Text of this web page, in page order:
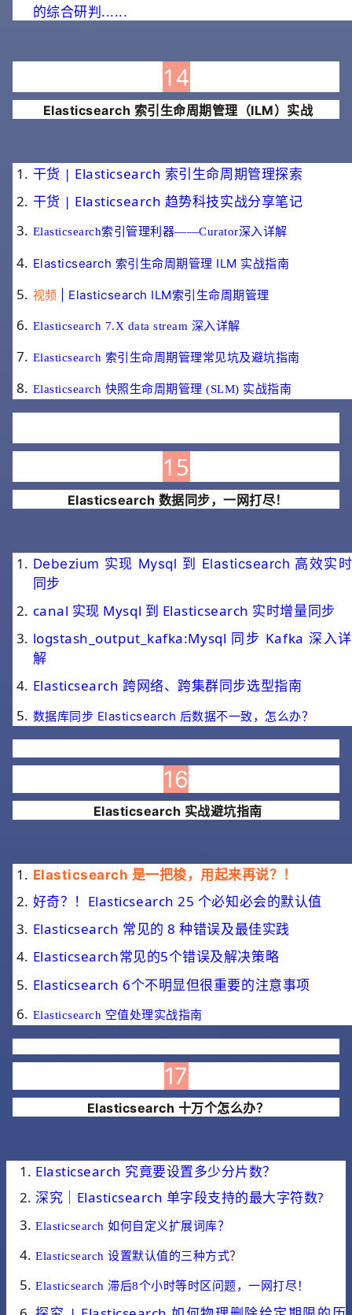
的综合研判......
14
Elasticsearch 索引生命周期管理（ILM）实战
干货 | Elasticsearch 索引生命周期管理探索
干货 | Elasticsearch 趋势科技实战分享笔记
Elasticsearch索引管理利器——Curator深入详解
Elasticsearch 索引生命周期管理 ILM 实战指南
视频 | Elasticsearch ILM索引生命周期管理
Elasticsearch 7.X data stream 深入详解
Elasticsearch 索引生命周期管理常见坑及避坑指南
Elasticsearch 快照生命周期管理 (SLM) 实战指南
15
Elasticsearch 数据同步，一网打尽！
Debezium 实现 Mysql 到 Elasticsearch 高效实时
同步
canal 实现 Mysql 到 Elasticsearch 实时增量同步
logstash_output_kafka:Mysql 同步 Kafka 深入详
解
Elasticsearch 跨网络、跨集群同步选型指南
数据库同步 Elasticsearch 后数据不一致，怎么办？
16
Elasticsearch 实战避坑指南
Elasticsearch 是一把梭，用起来再说？！
好奇？！Elasticsearch 25 个必知必会的默认值
Elasticsearch 常见的 8 种错误及最佳实践
Elasticsearch常见的5个错误及解决策略
Elasticsearch 6个不明显但很重要的注意事项
Elasticsearch 空值处理实战指南
17
Elasticsearch 十万个怎么办？
Elasticsearch 究竟要设置多少分片数？
深究｜Elasticsearch 单字段支持的最大字符数?
Elasticsearch 如何自定义扩展词库？
Elasticsearch 设置默认值的三种方式？
Elasticsearch 滞后8个小时等时区问题，一网打尽！